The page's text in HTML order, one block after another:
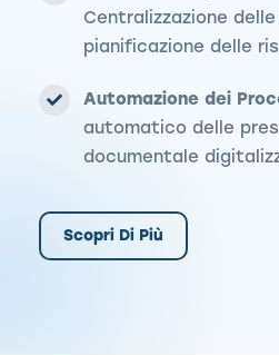
Centralizzazione
pianificazione delle
Automazione dei
automatico delle
documentale
Scopri Di Più